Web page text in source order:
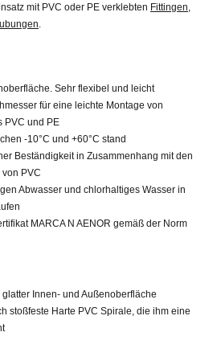
mit PVC oder PE verklebten Fittingen
Sehr flexibel und leicht
für eine leichte Montage von
PVC und PE
-10°C und +60°C stand
Beständigkeit in Zusammenhang mit den
PVC
Abwasser und chlorhaltiges Wasser in
MARCA N AENOR gemäß der Norm
Innen- und Außenoberfläche
stoßfeste Harte PVC Spirale, die ihm eine